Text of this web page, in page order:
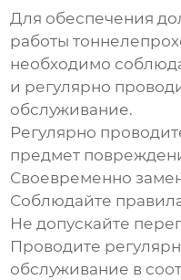
Для обеспечения
работы
необходимо
и регулярно
обслуживание.
Регулярно
предмет
Своевременно
Соблюдайте
Не допускайте
Проводите
обслуживание в